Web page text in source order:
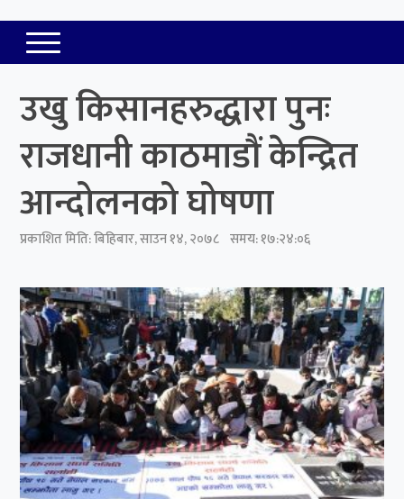
उखु किसानहरुद्धारा पुनः
राजधानी काठमाडौं केन्द्रित
आन्दोलनको घोषणा
प्रकाशित मिति:बिहिबार, साउन १४, २०७८ समय: १७:२४:०६